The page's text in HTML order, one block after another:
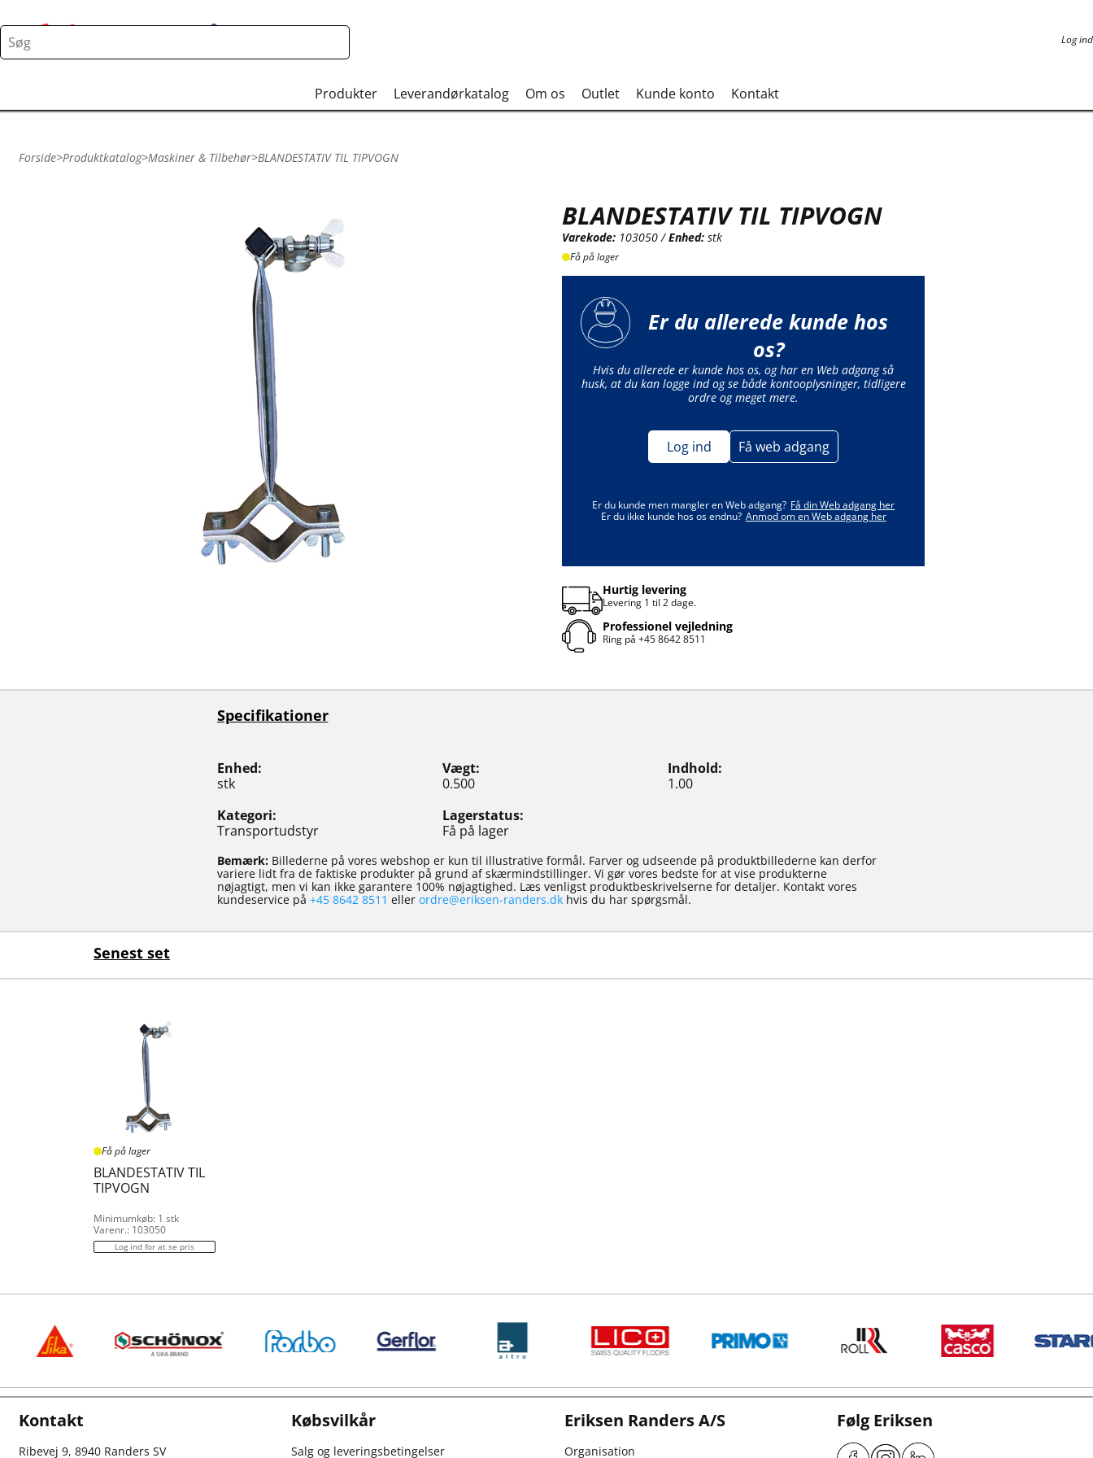
Log ind
Produkter Leverandørkatalog Om os Outlet Kunde konto Kontakt
Forside>Produktkatalog>Maskiner & Tilbehør>BLANDESTATIV TIL TIPVOGN
BLANDESTATIV TIL TIPVOGN
Varekode: 103050 /Enhed:stk
Få på lager
Er du allerede kunde hos
os?
Hvis du allerede er kunde hos os, og har en Web adgang så
husk, at du kan logge ind og se både kontooplysninger, tidligere
ordre og meget mere.
Log ind Få web adgang
Er du kunde men mangler en Web adgang? Få din Web adgang her
Er du ikke kunde hos os endnu? Anmod om en Web adgang her
Hurtig levering
Levering 1 til 2 dage.
Professionel vejledning
Ring på+45 8642 8511
Specifikationer
Enhed
stk
Vægt
0.500
Indhold
1.00
Kategori
Transportudstyr
Lagerstatus
Få på lager
Bemærk:Billederne på vores webshop er kun til illustrative formål. Farver og udseende på produktbillederne kan derfor
variere lidt fra de faktiske produkter på grund af skærmindstillinger. Vi gør vores bedste for at vise produkterne
nøjagtigt, men vi kan ikke garantere 100% nøjagtighed. Læs venligst produktbeskrivelserne for detaljer. Kontakt vores
kundeservice på +45 8642 8511 eller ordre@eriksen-randers.dkhvis du har spørgsmål.
Senest set
Få på lager
BLANDESTATIV TIL
TIPVOGN
Minimumkøb: 1 stk
Varenr.: 103050
Log ind for at se pris
Kontakt
Ribevej 9, 8940 Randers SV
Købsvilkår
Salg og leveringsbetingelser
Eriksen Randers A/S
Organisation
Følg Eriksen